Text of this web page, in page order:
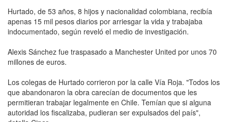
Hurtado, de 53 años, 8 hijos y nacionalidad colombiana, recibía
apenas 15 mil pesos diarios por arriesgar la vida y trabajaba
indocumentado, según reveló el medio de investigación.
Alexis Sánchez fue traspasado a Manchester United por unos 70
millones de euros.
Los colegas de Hurtado corrieron por la calle Vía Roja. "Todos los
que abandonaron la obra carecían de documentos que les
permitieran trabajar legalmente en Chile. Temían que si alguna
autoridad los fiscalizaba, pudieran ser expulsados del país",